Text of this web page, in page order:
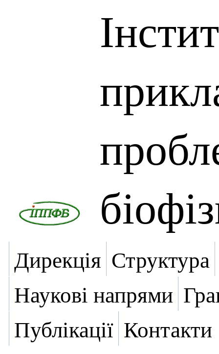
Дирекція Структура
Наукові напрями
Публікації Контакти